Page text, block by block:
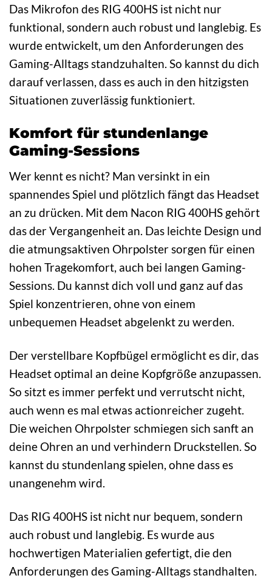
Das Mikrofon des RIG 400HS ist nicht nur
funktional, sondern auch robust und langlebig. Es
wurde entwickelt, um den Anforderungen des
Gaming-Alltags standzuhalten. So kannst du dich
darauf verlassen, dass es auch in den hitzigsten
Situationen zuverlässig funktioniert.
Komfort für stundenlange
Gaming-Sessions
Wer kennt es nicht? Man versinkt in ein
spannendes Spiel und plötzlich fängt das Headset
an zu drücken. Mit dem Nacon RIG 400HS gehört
das der Vergangenheit an. Das leichte Design und
die atmungsaktiven Ohrpolster sorgen für einen
hohen Tragekomfort, auch bei langen Gaming-
Sessions. Du kannst dich voll und ganz auf das
Spiel konzentrieren, ohne von einem
unbequemen Headset abgelenkt zu werden.
Der verstellbare Kopfbügel ermöglicht es dir, das
Headset optimal an deine Kopfgröße anzupassen.
So sitzt es immer perfekt und verrutscht nicht,
auch wenn es mal etwas actionreicher zugeht.
Die weichen Ohrpolster schmiegen sich sanft an
deine Ohren an und verhindern Druckstellen. So
kannst du stundenlang spielen, ohne dass es
unangenehm wird.
Das RIG 400HS ist nicht nur bequem, sondern
auch robust und langlebig. Es wurde aus
hochwertigen Materialien gefertigt, die den
Anforderungen des Gaming-Alltags standhalten.